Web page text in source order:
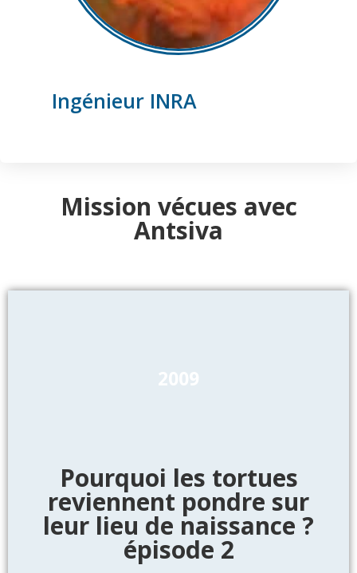
Ingénieur INRA
Mission vécues avec
Antsiva
2009
Pourquoi les tortues
reviennent pondre sur
leur lieu de naissance ?
épisode 2